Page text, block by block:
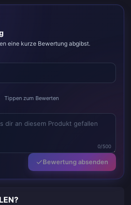
eine kurze Bewertung abgibst.
Tippen zum Bewerten
0/500
Bewertung absenden